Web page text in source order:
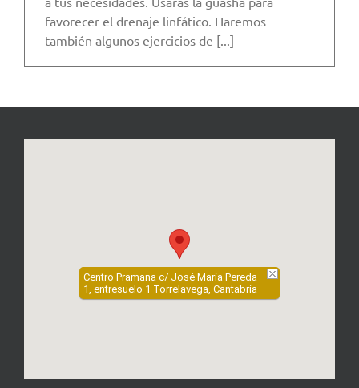
favorecer el drenaje linfático. Haremos
también algunos ejercicios de [...]
Centro Pramana c/ José María Pereda
1, entresuelo 1 Torrelavega, Cantabria